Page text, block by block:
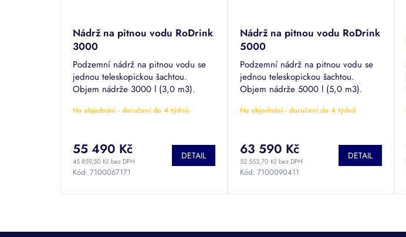
Nádrž na pitnou vodu RoDrink
3000
Podzemní nádrž na pitnou vodu se
jednou teleskopickou šachtou.
Objem nádrže 3000 l (3,0 m3).
REG2-0004-04-ZGPro1-2731.
Na objednání - doručení do 4 týdnů
45 859,50 Kč bez DPH
55 490 Kč DETAIL
Kód: 7100067171
Nádrž na pitnou vodu RoDrink
5000
Podzemní nádrž na pitnou vodu se
jednou teleskopickou šachtou.
Objem nádrže 5000 l (5,0 m3).
REG2-0004-04-ZGPro1-2731.
Na objednání - doručení do 4 týdnů
52 553,70 Kč bez DPH
63 590 Kč DETAIL
Kód: 7100090411